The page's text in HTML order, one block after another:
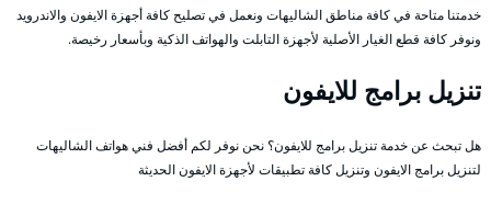
خدمتنا متاحة في كافة مناطق الشاليهات ونعمل في تصليح كافة أجهزة الايفون والاندرويد
ونوفر كافة قطع الغيار الأصلية لأجهزة التابلت والهواتف الذكية وبأسعار رخيصة.
تنزيل برامج للايفون
هل تبحث عن خدمة تنزيل برامج للايفون؟ نحن نوفر لكم أفضل فني هواتف الشاليهات
لتنزيل برامج الايفون وتنزيل كافة تطبيقات لأجهزة الايفون الحديثة